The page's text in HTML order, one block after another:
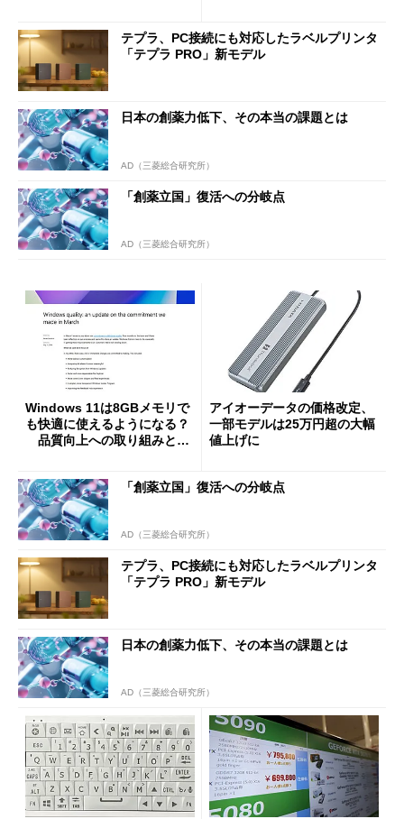
テプラ、PC接続にも対応したラベルプリンタ
「テプラ PRO」新モデル
日本の創薬力低下、その本当の課題とは
AD（三菱総合研究所）
「創薬立国」復活への分岐点
AD（三菱総合研究所）
Windows 11は8GBメモリで
も快適に使えるようになる？
品質向上への取り組みと
アイオーデータの価格改定、
一部モデルは25万円超の大幅
値上げに
「創薬立国」復活への分岐点
AD（三菱総合研究所）
テプラ、PC接続にも対応したラベルプリンタ
「テプラ PRO」新モデル
日本の創薬力低下、その本当の課題とは
AD（三菱総合研究所）